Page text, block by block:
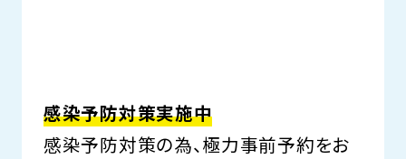
感染予防対策実施中
感染予防対策の為、極力事前予約をお